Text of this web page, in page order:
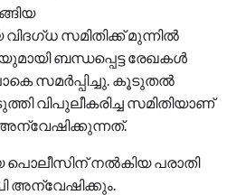
സമിതിക്ക് മുന്നിൽ
ബന്ധപ്പെട്ട രേഖകൾ
സമർപ്പിച്ചു. കൂടുതൽ
വിപുലീകരിച്ച സമിതിയാണ്
അന്വേഷിക്കുന്നത്.
നൽകിയ പരാതി
അന്വേഷിക്കും.